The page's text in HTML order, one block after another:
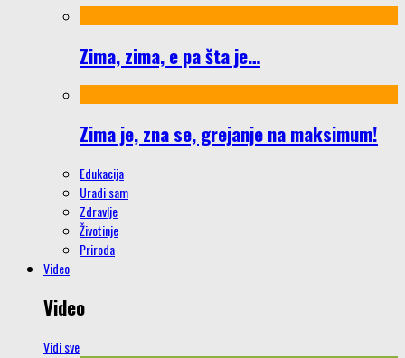
Zima, zima, e pa šta je…
Zima je, zna se, grejanje na maksimum!
Edukacija
Uradi sam
Zdravlje
Životinje
Priroda
Video
Video
Vidi sve